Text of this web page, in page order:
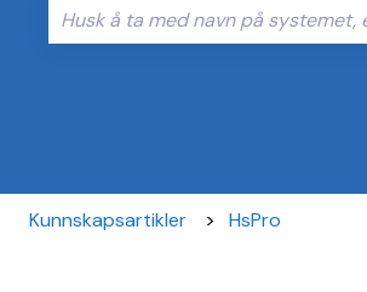
Kunnskapsartikler HsPro